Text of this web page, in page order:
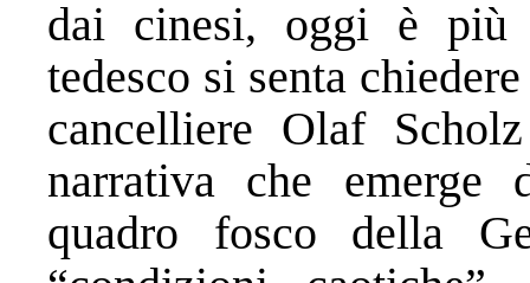
dai cinesi, oggi è più
tedesco si senta
cancelliere Olaf
narrativa che
quadro fosco della